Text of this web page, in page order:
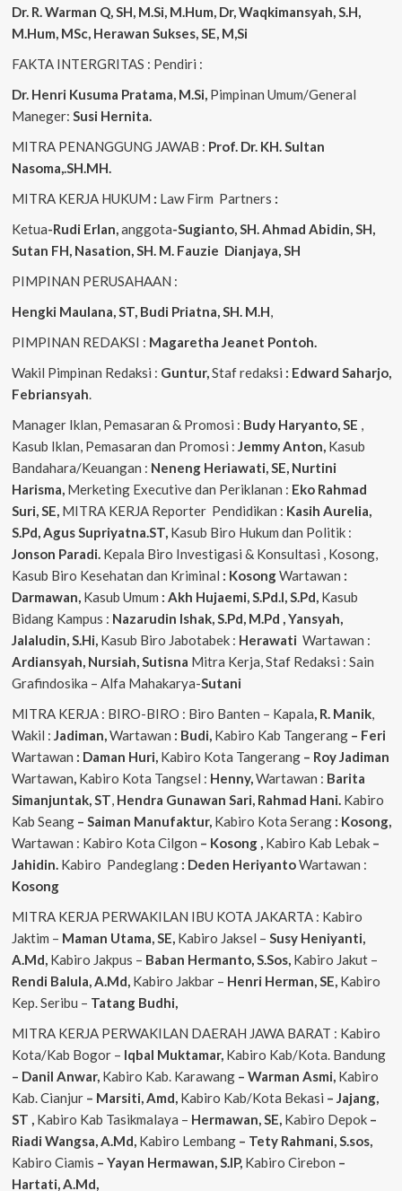
Dr. R. Warman Q, SH, M.Si, M.Hum, Dr, Waqkimansyah, S.H,
M.Hum, MSc, Herawan Sukses, SE, M,Si
FAKTA INTERGRITAS : Pendiri :
Dr. Henri Kusuma Pratama, M.Si, Pimpinan Umum/General
Maneger: Susi Hernita.
MITRA PENANGGUNG JAWAB : Prof. Dr. KH. Sultan
Nasoma,.SH.MH.
MITRA KERJA HUKUM : Law Firm Partners :
Ketua-Rudi Erlan,anggota-Sugianto, SH. Ahmad Abidin, SH,
Sutan FH, Nasation, SH. M. Fauzie Dianjaya, SH
PIMPINAN PERUSAHAAN :
Hengki Maulana, ST, Budi Priatna, SH. M.H,
PIMPINAN REDAKSI : Magaretha Jeanet Pontoh.
Wakil Pimpinan Redaksi : Guntur,Staf redaksi : Edward Saharjo,
Febriansyah.
Manager Iklan, Pemasaran & Promosi : Budy Haryanto, SE ,
Kasub Iklan, Pemasaran dan Promosi : Jemmy Anton, Kasub
Bandahara/Keuangan : Neneng Heriawati, SE, Nurtini
Harisma, Merketing Executive dan Periklanan : Eko Rahmad
Suri, SE, MITRA KERJA Reporter Pendidikan : Kasih Aurelia,
S.Pd, AgusSupriyatna.ST, Kasub Biro Hukum dan Politik :
Jonson Paradi. Kepala Biro Investigasi & Konsultasi , Kosong,
Kasub Biro Kesehatan dan Kriminal : KosongWartawan :
Darmawan, Kasub Umum : Akh Hujaemi, S.Pd.I, S.Pd, Kasub
Bidang Kampus : Nazarudin Ishak, S.Pd, M.Pd , Yansyah,
Jalaludin, S.Hi, Kasub Biro Jabotabek : Herawati Wartawan :
Ardiansyah, Nursiah, Sutisna Mitra Kerja, Staf Redaksi : Sain
Grafindosika – Alfa Mahakarya-Sutani
MITRA KERJA : BIRO-BIRO : Biro Banten – Kapala, R. Manik,
Wakil : Jadiman,Wartawan : Budi, Kabiro Kab Tangerang– Feri
Wartawan : Daman Huri, Kabiro Kota Tangerang– Roy Jadiman
Wartawan, Kabiro Kota Tangsel : Henny,Wartawan : Barita
Simanjuntak, ST, Hendra Gunawan Sari, Rahmad Hani. Kabiro
Kab Seang– Saiman Manufaktur, Kabiro Kota Serang : Kosong,
Wartawan : Kabiro Kota Cilgon – Kosong , Kabiro Kab Lebak–
Jahidin. Kabiro Pandeglang : Deden HeriyantoWartawan :
Kosong
MITRA KERJA PERWAKILAN IBU KOTA JAKARTA : Kabiro
Jaktim – Maman Utama, SE, Kabiro Jaksel – Susy Heniyanti,
A.Md, Kabiro Jakpus – Baban Hermanto, S.Sos, Kabiro Jakut –
Rendi Balula, A.Md, Kabiro Jakbar – Henri Herman, SE, Kabiro
Kep. Seribu – Tatang Budhi,
MITRA KERJA PERWAKILAN DAERAH JAWA BARAT : Kabiro
Kota/Kab Bogor – Iqbal Muktamar, Kabiro Kab/Kota. Bandung
– Danil Anwar, Kabiro Kab. Karawang – Warman Asmi, Kabiro
Kab. Cianjur– Marsiti, Amd, Kabiro Kab/Kota Bekasi – Jajang,
ST , Kabiro Kab Tasikmalaya – Hermawan, SE, Kabiro Depok–
Riadi Wangsa, A.Md, Kabiro Lembang– Tety Rahmani, S.sos,
Kabiro Ciamis – Yayan Hermawan, S.IP, Kabiro Cirebon –
Hartati, A.Md,